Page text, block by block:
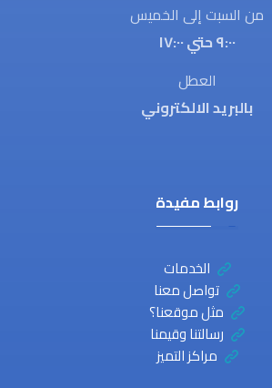
من السبت إلى الخميس
٩:٠٠ حتي ١٧:٠٠
العطل
بالبريد الالكتروني
روابط مفيدة
الخدمات
تواصل معنا
مثل موقعنا؟
رسالتنا وقيمنا
مراكز التميز